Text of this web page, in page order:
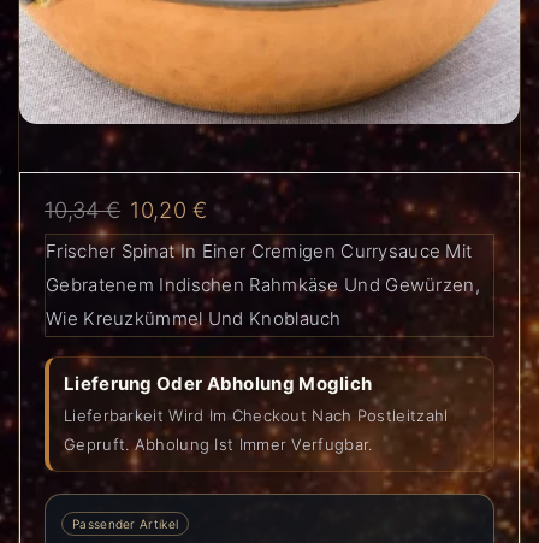
10,34€ 10,20€
Frischer Spinat In Einer Cremigen Currysauce Mit
Gebratenem Indischen Rahmkäse Und Gewürzen,
Wie Kreuzkümmel Und Knoblauch
Lieferung Oder Abholung Moglich
Lieferbarkeit Wird Im Checkout Nach Postleitzahl
Gepruft. Abholung Ist Immer Verfugbar.
Passender Artikel